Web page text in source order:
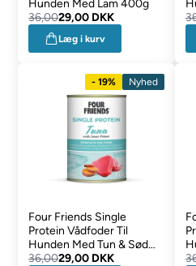
Hunden Med Lam 400g
36,0029,00 DKK
Læg i kurv
- 19% Nyhed
Four Friends Single
Protein Vådfoder Til
Hunden Med Tun & Sød
Kartoffel 400g
36,0029,00 DKK